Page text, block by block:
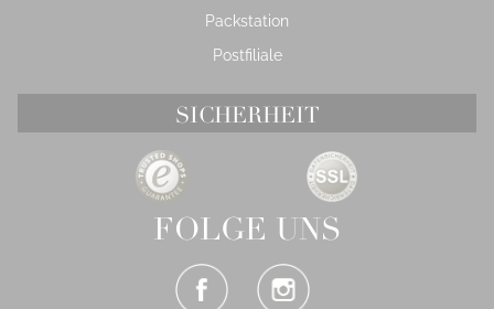
Packstation
Postfiliale
SICHERHEIT
FOLGE UNS